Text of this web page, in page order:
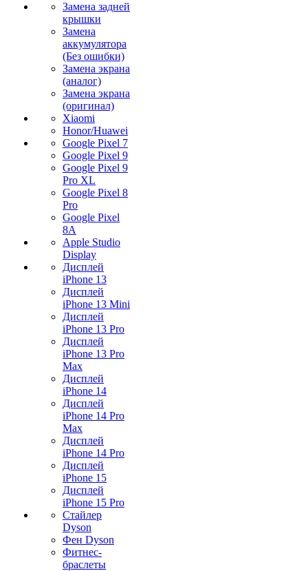
Замена задней
крышки
Замена
аккумулятора
(Без ошибки)
Замена экрана
(аналог)
Замена экрана
(оригинал)
Xiaomi
Honor/Huawei
Google Pixel 7
Google Pixel 9
Google Pixel 9
Pro XL
Google Pixel 8
Pro
Google Pixel
8A
Apple Studio
Display
Дисплей
iPhone 13
Дисплей
iPhone 13 Mini
Дисплей
iPhone 13 Pro
Дисплей
iPhone 13 Pro
Max
Дисплей
iPhone 14
Дисплей
iPhone 14 Pro
Max
Дисплей
iPhone 14 Pro
Дисплей
iPhone 15
Дисплей
iPhone 15 Pro
Стайлер
Dyson
Фен Dyson
Фитнес-
браслеты